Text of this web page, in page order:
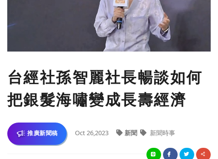
台經社孫智麗社長暢談如何
把銀髮海嘯變成長壽經濟
推廣新聞稿 Oct 26,2023 新聞 新聞時事